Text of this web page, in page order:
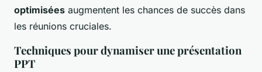
optimisées augmentent les chances de succès dans
les réunions cruciales.
Techniques pour dynamiser une présentation
PPT